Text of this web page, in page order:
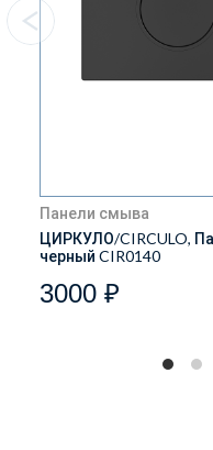
Панели смыва
ЦИРКУЛО/CIRCULO,
черный CIR0140
3000 ₽